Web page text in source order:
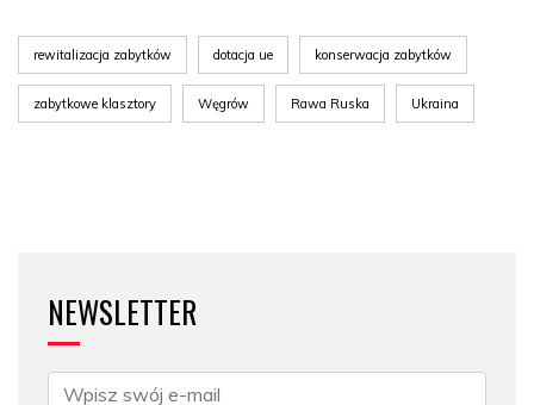
rewitalizacja zabytków dotacja ue konserwacja zabytków
zabytkowe klasztory Węgrów Rawa Ruska Ukraina
NEWSLETTER